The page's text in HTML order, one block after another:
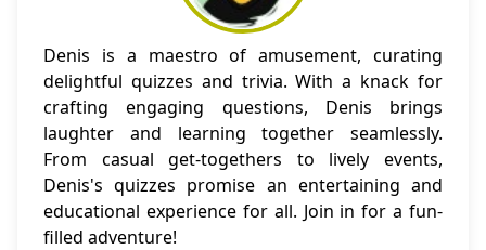
Denis is a maestro of amusement, curating
delightful quizzes and trivia. With a knack for
crafting engaging questions, Denis brings
laughter and learning together seamlessly.
From casual get-togethers to lively events,
Denis's quizzes promise an entertaining and
educational experience for all. Join in for a fun-
filled adventure!